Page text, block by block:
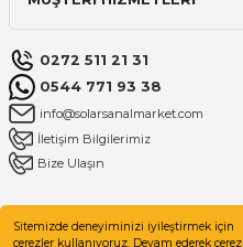
Sitemizde deneyiminizi iyileştirmek için
çerezler kullanıyoruz. Devam ederek çerez
0272 511 21 31
0544 771 93 38
info@solarsanalmarket.com
İletişim Bilgilerimiz
Bize Ulaşın